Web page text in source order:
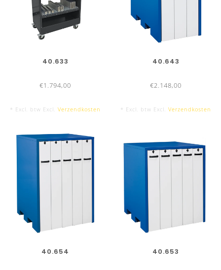
40.633
€1.794,00
* Excl. btw Excl. Verzendkosten
40.643
€2.148,00
* Excl. btw Excl. Verzendkosten
40.654 40.653